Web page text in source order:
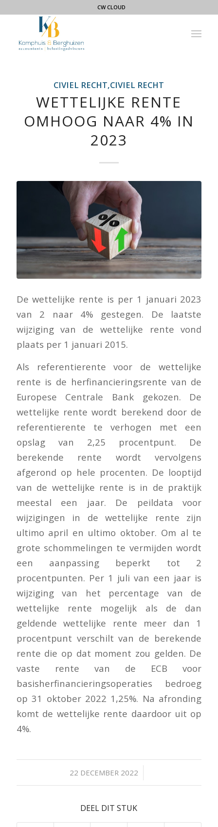
CW CLOUD
CIVIEL RECHT,CIVIEL RECHT
WETTELIJKE RENTE
OMHOOG NAAR 4% IN
2023
De wettelijke rente is per 1 januari 2023
van 2 naar 4% gestegen. De laatste
wijziging van de wettelijke rente vond
plaats per 1 januari 2015.
Als referentierente voor de wettelijke
rente is de herfinancieringsrente van de
Europese Centrale Bank gekozen. De
wettelijke rente wordt berekend door de
referentierente te verhogen met een
opslag van 2,25 procentpunt. De
berekende rente wordt vervolgens
afgerond op hele procenten. De looptijd
van de wettelijke rente is in de praktijk
meestal een jaar. De peildata voor
wijzigingen in de wettelijke rente zijn
ultimo april en ultimo oktober. Om al te
grote schommelingen te vermijden wordt
een aanpassing beperkt tot 2
procentpunten. Per 1 juli van een jaar is
wijziging van het percentage van de
wettelijke rente mogelijk als de dan
geldende wettelijke rente meer dan 1
procentpunt verschilt van de berekende
rente die op dat moment zou gelden. De
vaste rente van de ECB voor
basisherfinancieringsoperaties bedroeg
op 31 oktober 2022 1,25%. Na afronding
komt de wettelijke rente daardoor uit op
4%.
22 DECEMBER 2022
/
DEEL DIT STUK